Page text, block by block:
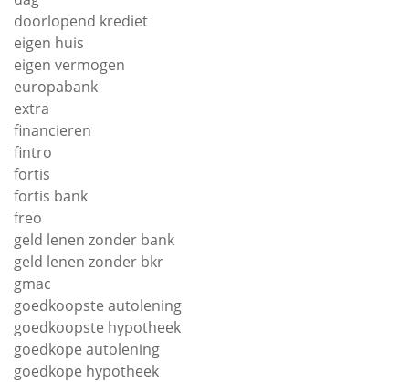
doorlopend krediet
eigen huis
eigen vermogen
europabank
extra
financieren
fintro
fortis
fortis bank
freo
geld lenen zonder bank
geld lenen zonder bkr
gmac
goedkoopste autolening
goedkoopste hypotheek
goedkope autolening
goedkope hypotheek